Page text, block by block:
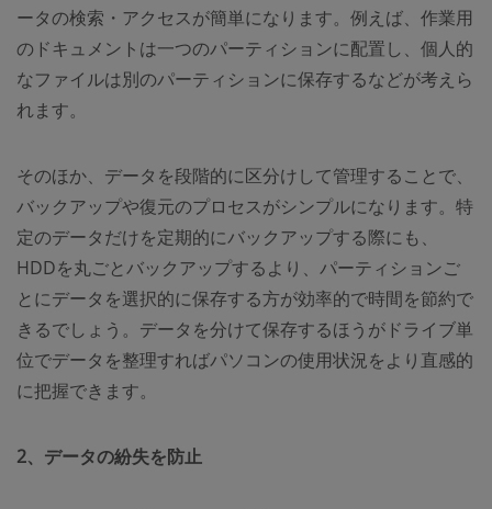
ータの検索・アクセスが簡単になります。例えば、作業用
のドキュメントは一つのパーティションに配置し、個人的
なファイルは別のパーティションに保存するなどが考えら
れます。
そのほか、データを段階的に区分けして管理することで、
バックアップや復元のプロセスがシンプルになります。特
定のデータだけを定期的にバックアップする際にも、
HDDを丸ごとバックアップするより、パーティションご
とにデータを選択的に保存する方が効率的で時間を節約で
きるでしょう。データを分けて保存するほうがドライブ単
位でデータを整理すればパソコンの使用状況をより直感的
に把握できます。
2、データの紛失を防止